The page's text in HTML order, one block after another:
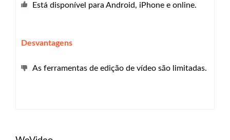
Está disponível para Android, iPhone e online.
Desvantagens
As ferramentas de edição de vídeo são limitadas.